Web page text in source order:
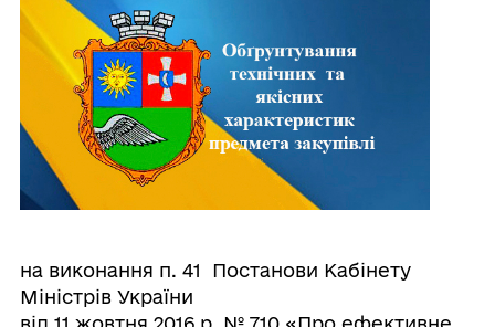
на виконання п. 41 Постанови Кабінету
Міністрів України